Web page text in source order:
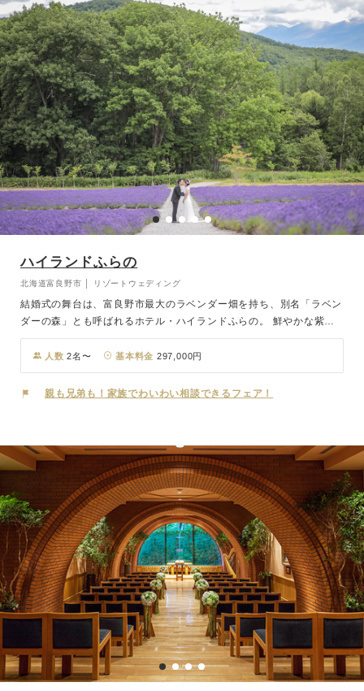
ハイランドふらの
北海道富良野市 │ リゾートウェディング
結婚式の舞台は、富良野市最大のラベンダー畑を持ち、別名「ラベン
ダーの森」とも呼ばれるホテル・ハイランドふらの。 鮮やかな紫色
が一面に広がる見事な景色は『ラベンダーの海』とも称され、見頃を
迎える7月中旬～下旬には多くの人々を魅了しています。 そんな色彩
豊かな大自然の中で誓うウェディングはまさに唯一無二の空間。自然
の息吹を全身に感じながらラベンダーの香りに包まれた特別なひと時
人数 2名〜 基本料金 297,000円
親も兄弟も！家族でわいわい相談できるフェア！